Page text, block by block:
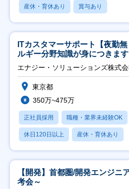
産休・育休あり 賞与あり
ITカスタマーサポート【夜勤
ルギー分野知識が身につきます
エナジー・ソリューションズ株式
東京都
350万~475万
正社員採用 職種・業界未経験OK
休日120日以上 産休・育休あり
【開発】首都圏/開発エンジ
考会～